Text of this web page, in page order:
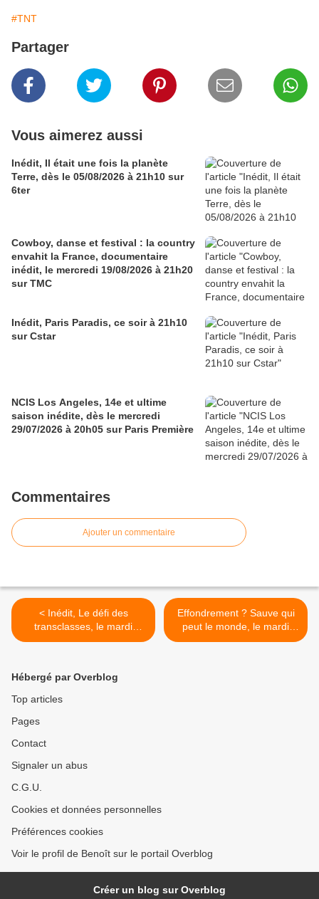
#TNT
Partager
Vous aimerez aussi
Inédit, Il était une fois la planète
Terre, dès le 05/08/2026 à 21h10 sur
6ter
Cowboy, danse et festival : la country
envahit la France, documentaire
inédit, le mercredi 19/08/2026 à 21h20
sur TMC
Inédit, Paris Paradis, ce soir à 21h10
sur Cstar
NCIS Los Angeles, 14e et ultime
saison inédite, dès le mercredi
29/07/2026 à 20h05 sur Paris Première
Commentaires
Ajouter un commentaire
< Inédit, Le défi des
transclasses, le mardi
12/05/2020 à 23h05 sur
Effondrement ? Sauve qui
peut le monde, le mardi
12/05/2020 à 20h50 sur
Hébergé par Overblog
Top articles
Pages
Contact
Signaler un abus
C.G.U.
Cookies et données personnelles
Préférences cookies
Voir le profil de Benoît sur le portail Overblog
Créer un blog sur Overblog